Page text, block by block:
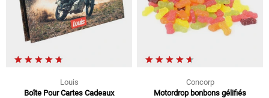
Louis
Boîte Pour Cartes Cadeaux
Concorp
Motordrop bonbons gélifiés